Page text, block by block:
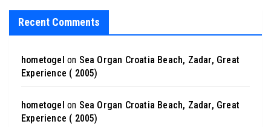
Recent Comments
hometogel on Sea Organ Croatia Beach, Zadar, Great
Experience ( 2005)
hometogel on Sea Organ Croatia Beach, Zadar, Great
Experience ( 2005)